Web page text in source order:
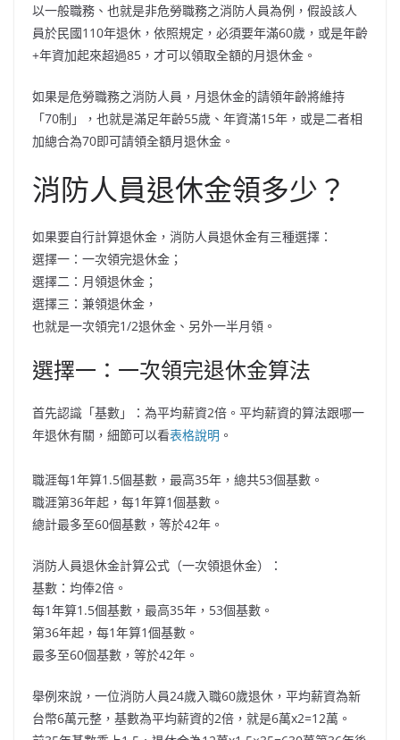
以一般職務、也就是非危勞職務之消防人員為例，假設該人
員於民國110年退休，依照規定，必須要年滿60歲，或是年齡
+年資加起來超過85，才可以領取全額的月退休金。
如果是危勞職務之消防人員，月退休金的請領年齡將維持
「70制」，也就是滿足年齡55歲、年資滿15年，或是二者相
加總合為70即可請領全額月退休金。
消防人員退休金領多少？
如果要自行計算退休金，消防人員退休金有三種選擇：
選擇一：一次領完退休金；
選擇二：月領退休金；
選擇三：兼領退休金，
也就是一次領完1/2退休金、另外一半月領。
選擇一：一次領完退休金算法
首先認識「基數」：為平均薪資2倍。平均薪資的算法跟哪一
年退休有關，細節可以看表格說明 。
職涯每1年算1.5個基數，最高35年，總共53個基數。
職涯第36年起，每1年算1個基數。
總計最多至60個基數，等於42年。
消防人員退休金計算公式（一次領退休金）：
基數：均俸2倍。
每1年算1.5個基數，最高35年，53個基數。
第36年起，每1年算1個基數。
最多至60個基數，等於42年。
舉例來說，一位消防人員24歲入職60歲退休，平均薪資為新
台幣6萬元整，基數為平均薪資的2倍，就是6萬x2=12萬。